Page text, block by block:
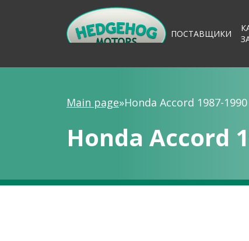
ПОСТАВЩИКИ
Main page»Honda Accord 1987-1990
Honda Accord